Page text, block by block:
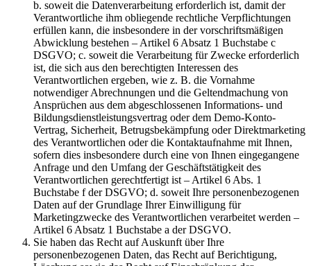
b. soweit die Datenverarbeitung erforderlich ist, damit der
Verantwortliche ihm obliegende rechtliche Verpflichtungen
erfüllen kann, die insbesondere in der vorschriftsmäßigen
Abwicklung bestehen – Artikel 6 Absatz 1 Buchstabe c
DSGVO; c. soweit die Verarbeitung für Zwecke erforderlich
ist, die sich aus den berechtigten Interessen des
Verantwortlichen ergeben, wie z. B. die Vornahme
notwendiger Abrechnungen und die Geltendmachung von
Ansprüchen aus dem abgeschlossenen Informations- und
Bildungsdienstleistungsvertrag oder dem Demo-Konto-
Vertrag, Sicherheit, Betrugsbekämpfung oder Direktmarketing
des Verantwortlichen oder die Kontaktaufnahme mit Ihnen,
sofern dies insbesondere durch eine von Ihnen eingegangene
Anfrage und den Umfang der Geschäftstätigkeit des
Verantwortlichen gerechtfertigt ist – Artikel 6 Abs. 1
Buchstabe f der DSGVO; d. soweit Ihre personenbezogenen
Daten auf der Grundlage Ihrer Einwilligung für
Marketingzwecke des Verantwortlichen verarbeitet werden –
Artikel 6 Absatz 1 Buchstabe a der DSGVO.
Sie haben das Recht auf Auskunft über Ihre
personenbezogenen Daten, das Recht auf Berichtigung,